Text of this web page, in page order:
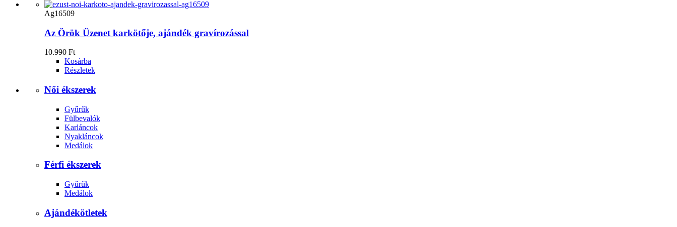
Ag16509
Az Örök Üzenet karkötője, ajándék gravírozással
10.990 Ft
Kosárba
Részletek
Női ékszerek
Gyűrűk
Fülbevalók
Karláncok
Nyakláncok
Medálok
Férfi ékszerek
Gyűrűk
Medálok
Ajándékötletek